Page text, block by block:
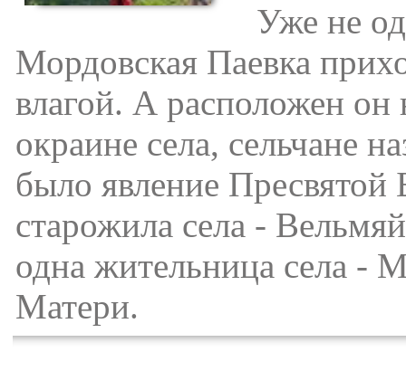
Уже не
Мордовская Паевка
влагой. А расположен он
окраине села, сельчане
было явление
старожила села -
одна жительница села -
Матери.